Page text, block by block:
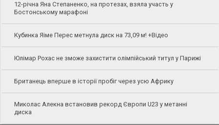
12-річна Яна Степаненко, на протезах, взяла участь у
Бостонському марафоні
Кубинка Яіме Перес метнула диск на 73,09 м! +Відео
Юлімар Рохас не зможе захистити олімпійський титул у Парижі
Британець вперше в історії пробіг через усю Африку
Миколас Алекна встановив рекорд Європи U23 у метанні
диска